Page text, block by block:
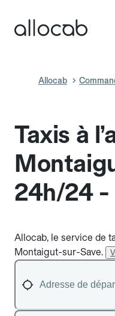
Allocab
Taxis à
24h/24
Allocab, le service de
Montaigut-sur-Save.